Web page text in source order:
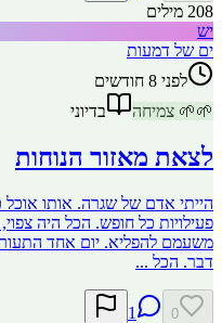
208 מילים
יש
ים של דמעות
לפני 8 חודשים
🌱
🌱 צמיחה בדיוני
לצאת מאזור הנוחות
הייתי אדם של שגרה. אותו
פעילויות כל חופש. הכל היה
משעמם להפליא. יום אחד
דבר. הכל ...
0
1